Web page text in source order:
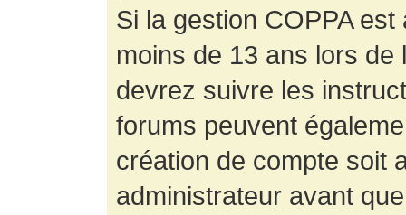
Si la gestion COPPA
moins de 13 ans lors de
devrez suivre les
forums peuvent
création de compte soit
administrateur avant